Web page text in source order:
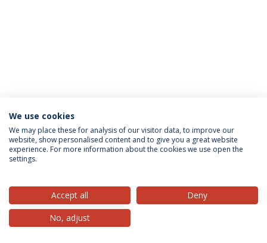
Política de Privacidade
Termos & Condições
Direitos do Titular dos Dados
© 2026 Universidade Católica Portuguesa
We use cookies
We may place these for analysis of our visitor data, to improve our
website, show personalised content and to give you a great website
experience. For more information about the cookies we use open the
settings.
Accept all
Deny
No, adjust